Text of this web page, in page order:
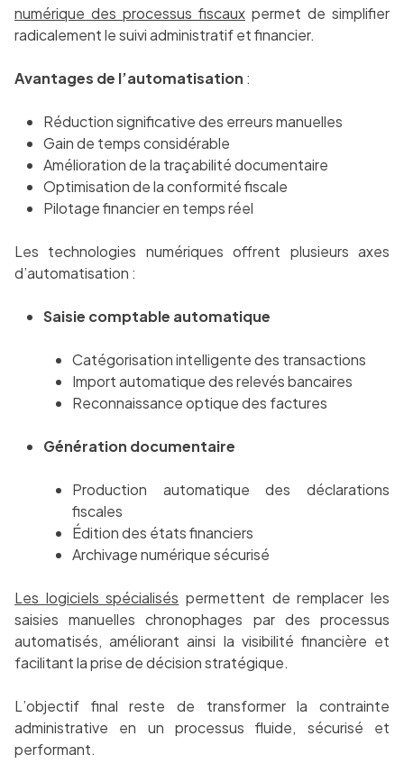
numérique des processus fiscaux permet de simplifier
radicalement le suivi administratif et financier.
Avantages de l’automatisation :
Réduction significative des erreurs manuelles
Gain de temps considérable
Amélioration de la traçabilité documentaire
Optimisation de la conformité fiscale
Pilotage financier en temps réel
Les technologies numériques offrent plusieurs axes
d’automatisation :
Saisie comptable automatique
Catégorisation intelligente des transactions
Import automatique des relevés bancaires
Reconnaissance optique des factures
Génération documentaire
Production automatique des déclarations
fiscales
Édition des états financiers
Archivage numérique sécurisé
Les logiciels spécialisés permettent de remplacer les
saisies manuelles chronophages par des processus
automatisés, améliorant ainsi la visibilité financière et
facilitant la prise de décision stratégique.
L’objectif final reste de transformer la contrainte
administrative en un processus fluide, sécurisé et
performant.